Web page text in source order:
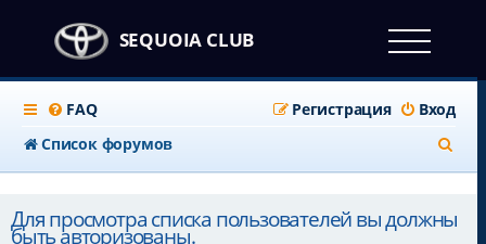
SEQUOIA CLUB
FAQ Вход
Регистрация
Список форумов
о
Для просмотра списка пользователей вы должны
быть авторизованы.